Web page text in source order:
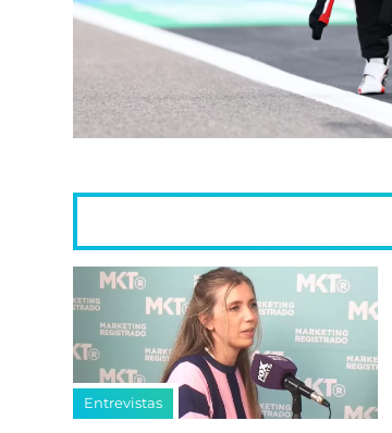
Entrevistas